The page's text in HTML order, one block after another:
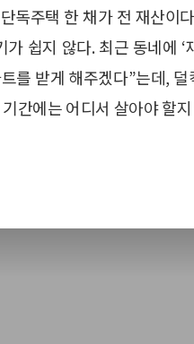
독주택 한 채가 전 재산이
쉽지 않다. 최근 동네에 ‘
를 받게 해주겠다”는데,
간에는 어디서 살아야 할